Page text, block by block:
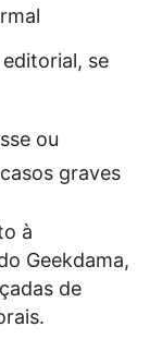
se
ou
graves
à
Geekdama,
de